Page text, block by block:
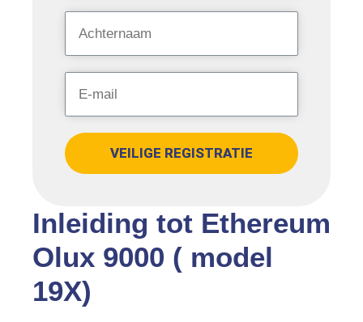
Inleiding tot Ethereum
Olux 9000 ( model
19X)
VEILIGE REGISTRATIE